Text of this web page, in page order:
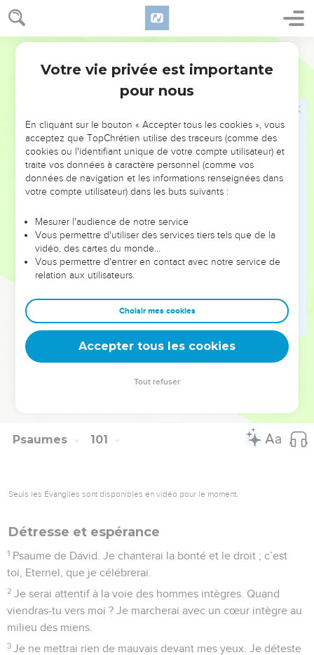
Psaumes 99
Proclamez la grandeur de l’Eternel, notre Dieu, et
prosternez-vous sur sa montagne sainte, car il est saint,
l’Eternel, notre Dieu !
Psaumes 100
Seuls les Évangiles sont disponibles en vidéo pour le moment.
Le roi s'engage devant Dieu à respecter le
droit
l’honneur de l’Eternel, habitants de toute la terre !
Servez l’Eternel avec joie, venez avec allégresse en sa
présence !
3 Sachez que l’Eternel est Dieu ! C’est lui qui nous a faits, et
nous lui appartenons : nous sommes son peuple, le troupeau
dont il est le berger.
Entrez dans ses portes avec reconnaissance, dans ses
parvis avec des chants de louange ! Célébrez-le, bénissez
Psaumes 101
Seuls les Évangiles sont disponibles en vidéo pour le moment.
Détresse et espérance
1 Psaume de David. Je chanterai la bonté et le droit ; c’est
toi, Eternel, que je célébrerai.
2 Je serai attentif à la voie des hommes intègres. Quand
viendras-tu vers moi ? Je marcherai avec un cœur intègre au
milieu des miens.
3 Je ne mettrai rien de mauvais devant mes yeux. Je déteste
Votre vie privée est importante
pour nous
En cliquant sur le bouton « Accepter tous les cookies », vous
acceptez que TopChrétien utilise des traceurs (comme des
cookies ou l'identifiant unique de votre compte utilisateur) et
traite vos données à caractère personnel (comme vos
données de navigation et les informations renseignées dans
votre compte utilisateur) dans les buts suivants :
Mesurer l'audience de notre service
Vous permettre d'utiliser des services tiers tels que de la
vidéo, des cartes du monde…
Vous permettre d'entrer en contact avec notre service de
relation aux utilisateurs.
Choisir mes cookies
Accepter tous les cookies
Tout refuser